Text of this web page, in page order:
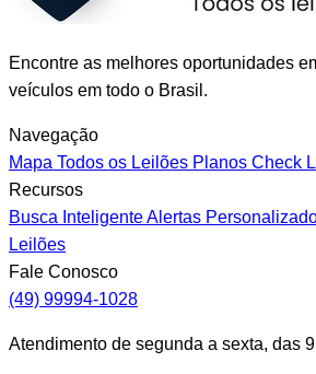
Encontre as melhores oportunidades
veículos em todo o Brasil.
Navegação
Mapa Todos os Leilões Planos Check
Recursos
Busca InteligenteAlertas
Leilões
Fale Conosco
(49) 99994-1028
Atendimento de segunda a sexta, das